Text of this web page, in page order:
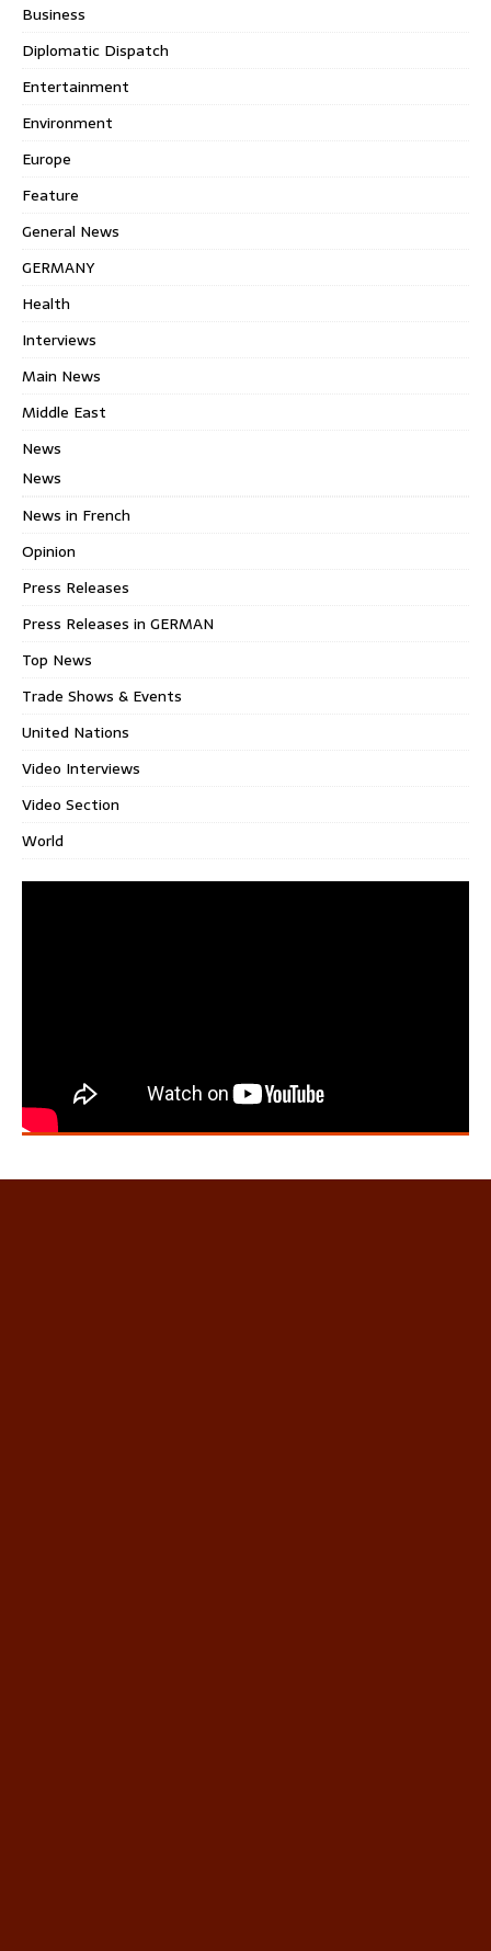
Business
Diplomatic Dispatch
Entertainment
Environment
Europe
Feature
General News
GERMANY
Health
Interviews
Main News
Middle East
News
News
News in French
Opinion
Press Releases
Press Releases in GERMAN
Top News
Trade Shows & Events
United Nations
Video Interviews
Video Section
World